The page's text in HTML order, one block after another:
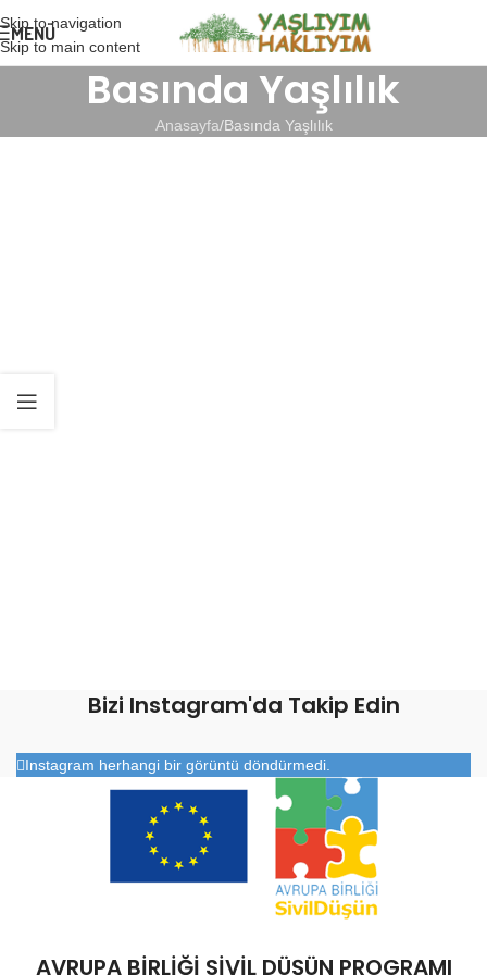
Skip to navigation
Skip to main content
MENÜ
Basında Yaşlılık
Anasayfa Basında Yaşlılık
Bizi Instagram'da Takip Edin
Instagram herhangi bir görüntü döndürmedi.
AVRUPA BİRLİĞİ SİVİL DÜŞÜN PROGRAMI